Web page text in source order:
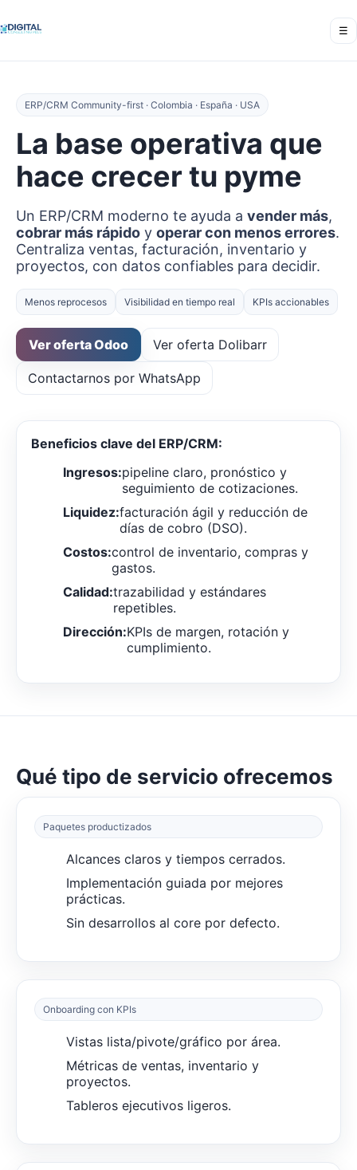
☰
ERP/CRM Community-first · Colombia · España · USA
La base operativa que
hace crecer tu pyme
Un ERP/CRM moderno te ayuda a vender más,
cobrar más rápido y operar con menos errores.
Centraliza ventas, facturación, inventario y
proyectos, con datos confiables para decidir.
Menos reprocesos Visibilidad en tiempo real KPIs accionables
Ver oferta Odoo Ver oferta Dolibarr
Contactarnos por WhatsApp
Beneficios clave del ERP/CRM:
Ingresos:pipeline claro, pronóstico y
seguimiento de cotizaciones.
Liquidez:facturación ágil y reducción de
días de cobro (DSO).
Costos:control de inventario, compras y
gastos.
Calidad:trazabilidad y estándares
repetibles.
Dirección:KPIs de margen, rotación y
cumplimiento.
Qué tipo de servicio ofrecemos
Paquetes productizados
Alcances claros y tiempos cerrados.
Implementación guiada por mejores
prácticas.
Sin desarrollos al core por defecto.
Onboarding con KPIs
Vistas lista/pivote/gráfico por área.
Métricas de ventas, inventario y
proyectos.
Tableros ejecutivos ligeros.